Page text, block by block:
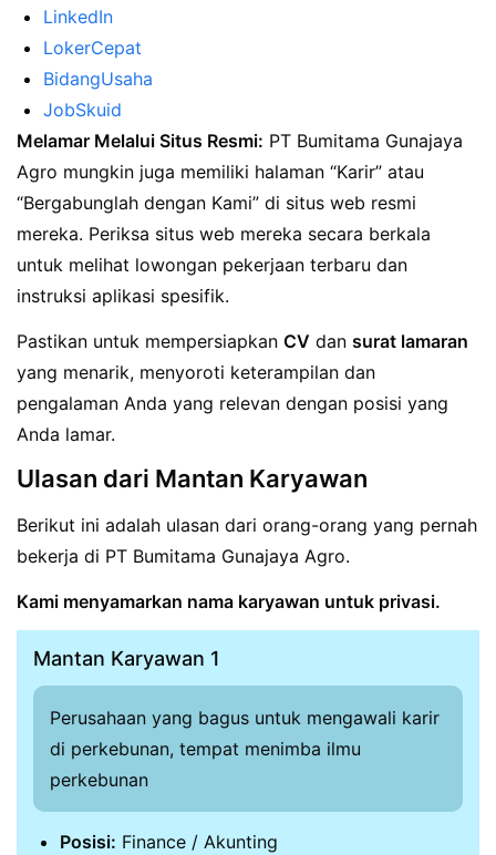
LinkedIn
LokerCepat
BidangUsaha
JobSkuid
Melamar Melalui Situs Resmi: PT Bumitama Gunajaya
Agro mungkin juga memiliki halaman “Karir” atau
“Bergabunglah dengan Kami” di situs web resmi
mereka. Periksa situs web mereka secara berkala
untuk melihat lowongan pekerjaan terbaru dan
instruksi aplikasi spesifik.
Pastikan untuk mempersiapkan CV dan surat lamaran
yang menarik, menyoroti keterampilan dan
pengalaman Anda yang relevan dengan posisi yang
Anda lamar.
Ulasan dari Mantan Karyawan
Berikut ini adalah ulasan dari orang-orang yang pernah
bekerja di PT Bumitama Gunajaya Agro.
Kami menyamarkan nama karyawan untuk privasi.
Mantan Karyawan 1
Perusahaan yang bagus untuk mengawali karir
di perkebunan, tempat menimba ilmu
perkebunan
Posisi: Finance / Akunting